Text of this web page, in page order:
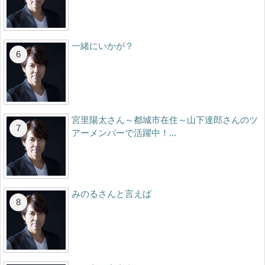
一緒にいかが？
宮里陽太さん～都城市在住～山下達郎さんのツ
アーメンバーで活躍中！...
みのるさんと言えば